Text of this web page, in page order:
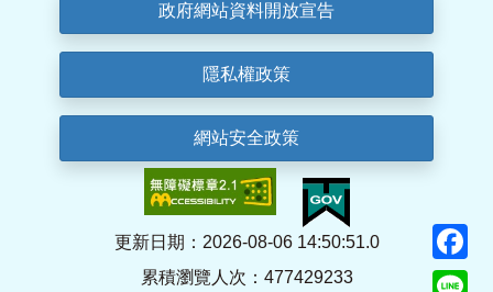
政府網站資料開放宣告
隱私權政策
網站安全政策
更新日期：2026-08-06 14:50:51.0
累積瀏覽人次：477429233